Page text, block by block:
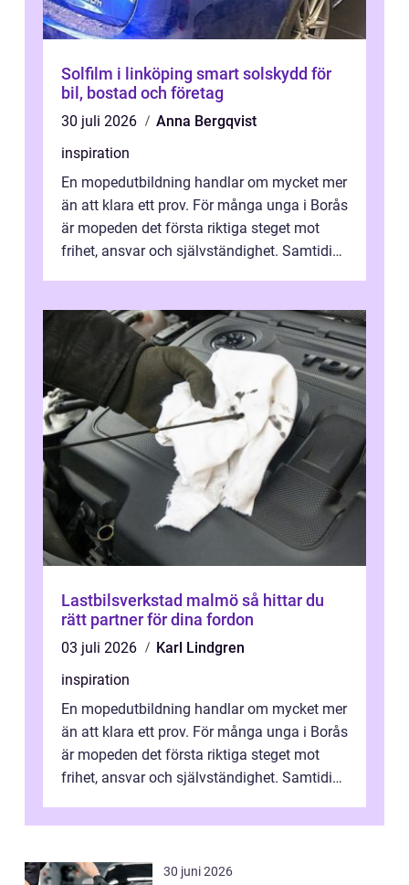
Solfilm i linköping smart solskydd för
bil, bostad och företag
30 juli 2026
Anna Bergqvist
inspiration
En mopedutbildning handlar om mycket mer
än att klara ett prov. För många unga i Borås
är mopeden det första riktiga steget mot
frihet, ansvar och självständighet. Samtidigt
Lastbilsverkstad malmö så hittar du
rätt partner för dina fordon
03 juli 2026
Karl Lindgren
inspiration
En mopedutbildning handlar om mycket mer
än att klara ett prov. För många unga i Borås
är mopeden det första riktiga steget mot
frihet, ansvar och självständighet. Samtidigt
30 juni 2026